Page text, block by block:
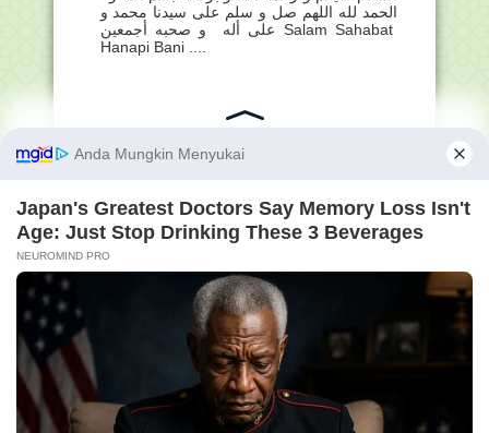
الحمد لله اللهم صل و سلم على سيدنا محمد و
على أله و صحبه أجمعين Salam Sahabat
Hanapi Bani ....